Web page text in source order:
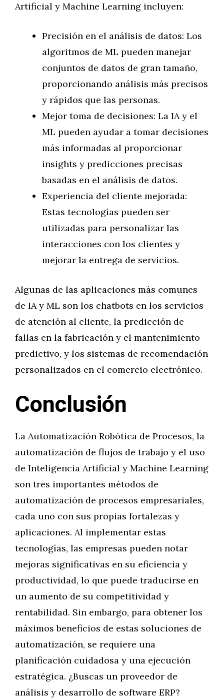
Artificial y Machine Learning incluyen:
Precisión en el análisis de datos: Los
algoritmos de ML pueden manejar
conjuntos de datos de gran tamaño,
proporcionando análisis más precisos
y rápidos que las personas.
Mejor toma de decisiones: La IA y el
ML pueden ayudar a tomar decisiones
más informadas al proporcionar
insights y predicciones precisas
basadas en el análisis de datos.
Experiencia del cliente mejorada:
Estas tecnologías pueden ser
utilizadas para personalizar las
interacciones con los clientes y
mejorar la entrega de servicios.
Algunas de las aplicaciones más comunes
de IA y ML son los chatbots en los servicios
de atención al cliente, la predicción de
fallas en la fabricación y el mantenimiento
predictivo, y los sistemas de recomendación
personalizados en el comercio electrónico.
Conclusión
La Automatización Robótica de Procesos, la
automatización de flujos de trabajo y el uso
de Inteligencia Artificial y Machine Learning
son tres importantes métodos de
automatización de procesos empresariales,
cada uno con sus propias fortalezas y
aplicaciones. Al implementar estas
tecnologías, las empresas pueden notar
mejoras significativas en su eficiencia y
productividad, lo que puede traducirse en
un aumento de su competitividad y
rentabilidad. Sin embargo, para obtener los
máximos beneficios de estas soluciones de
automatización, se requiere una
planificación cuidadosa y una ejecución
estratégica. ¿Buscas un proveedor de
análisis y desarrollo de software ERP?